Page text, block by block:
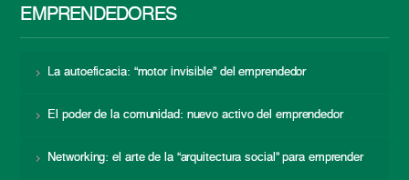
EMPRENDEDORES
La autoeficacia: “motor invisible” del emprendedor
El poder de la comunidad: nuevo activo del emprendedor
Networking: el arte de la “arquitectura social” para emprender